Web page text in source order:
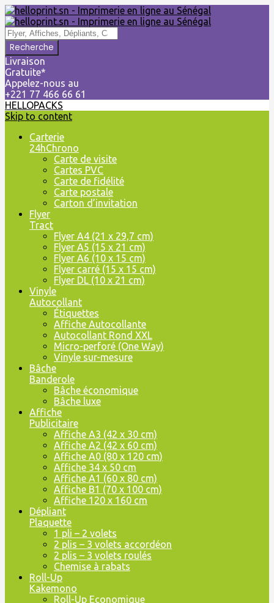
Livraison
Gratuite*
Appelez-nous au
+221 77 466 66 61
HELLOPACKS
Skip to content
Carterie
24hChrono
Carte de visite
Cartes PVC
Carte de fidélité
Carte postale
Carton d’invitation
Flyer
Tract
Flyer A4 (21 x 29,7 cm)
Flyer A5 (15 x 21 cm)
Flyer A6 (10 x 15 cm)
Flyer carré (15 x 15 cm)
Flyer DL (10 x 21 cm)
Vinyle
Autocollant
Étiquettes
Affiche Autocollante
Autocollant Rond XXL
Micro-perforé (One Way)
Vinyle sur-mesure
Bâche
Banderole
Bâche économique
Bâche luxe
Affiche
Publicitaire
Affiche A3 (42 x 30 cm)
Affiche A2 (42 x 60 cm)
Affiche A0 (80 x 120 cm)
Affiche 34 x 50 cm
Affiche A1 (60 x 80 cm)
Affiche B1 (70 x 100 cm)
Affiche 120 x 160 cm
Dépliant
Plaquette
1 pli – 2 volets
2 plis – 3 volets accordéon
2 plis – 3 volets roulés
Chemise à rabats
Roll-Up
Kakemono
Roll-Up Economique